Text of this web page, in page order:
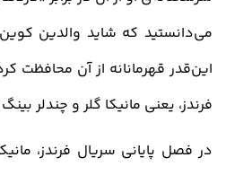
می‌دانستید که شاید والدین
این‌قدر قهرمانانه از آن محافظت
فرندز، یعنی مانیکا گلر و چندلر
در فصل پایانی سریال فرندز،